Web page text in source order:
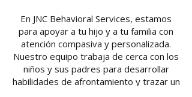
En JNC Behavioral Services, estamos
para apoyar a tu hijo y a tu familia con
atención compasiva y personalizada.
Nuestro equipo trabaja de cerca con los
niños y sus padres para desarrollar
habilidades de afrontamiento y trazar un